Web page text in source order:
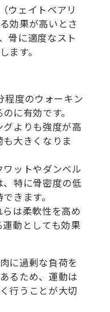
（ウェイトベアリ
効果が高いとさ
骨に適度なスト
ます。
程度のウォーキン
に有効です。
グよりも強度が高
大きくなりま
ワットやダンベル
特に骨密度の低
きます。
らは柔軟性を高め
動としても効果
に過剰な負荷を
るため、運動は
行うことが大切